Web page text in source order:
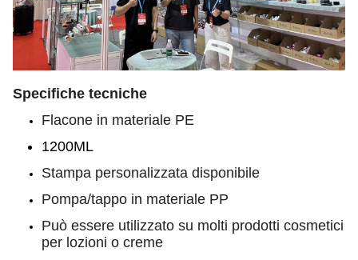
Specifiche tecniche
Flacone in materiale PE
1200ML
Stampa personalizzata disponibile
Pompa/tappo in materiale PP
Può essere utilizzato su molti prodotti cosmetici
per lozioni o creme